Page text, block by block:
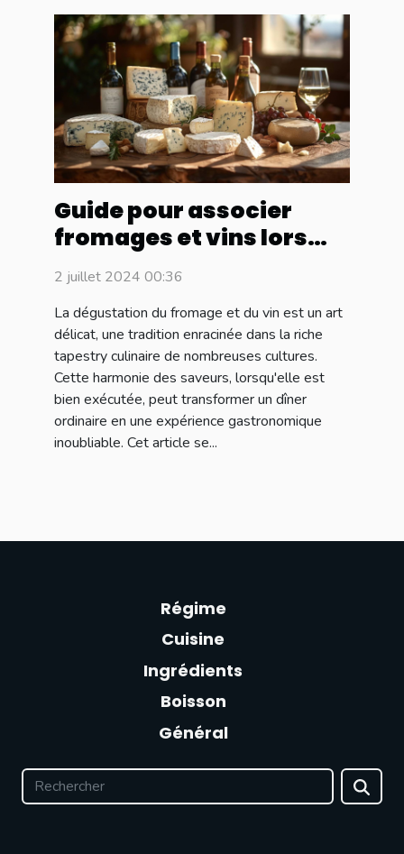
Guide pour associer
fromages et vins lors
d'un dîner
2 juillet 2024 00:36
La dégustation du fromage et du vin est un art
délicat, une tradition enracinée dans la riche
tapestry culinaire de nombreuses cultures.
Cette harmonie des saveurs, lorsqu'elle est
bien exécutée, peut transformer un dîner
ordinaire en une expérience gastronomique
inoubliable. Cet article se...
Régime
Cuisine
Ingrédients
Boisson
Général